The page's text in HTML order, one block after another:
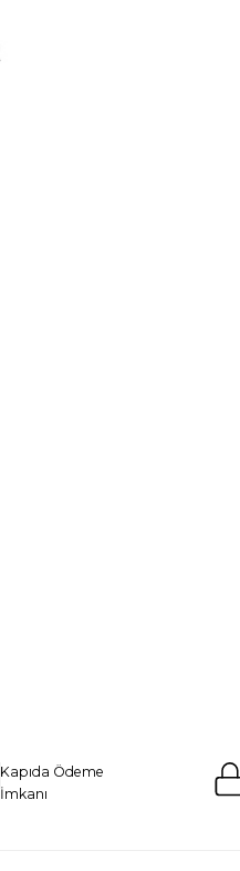
Kapıda Ödeme
İmkanı